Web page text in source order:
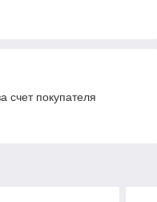
счет покупателя